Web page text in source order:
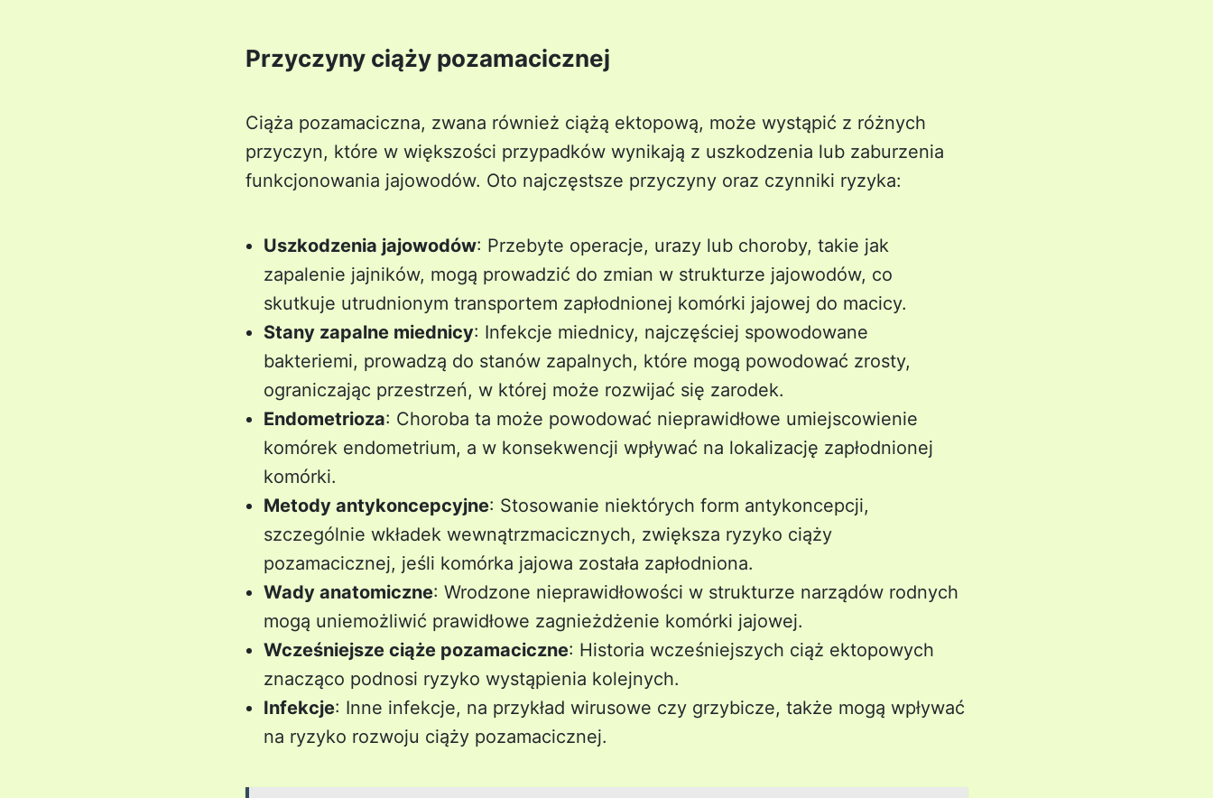
Przyczyny ciąży pozamacicznej
Ciąża pozamaciczna, zwana również ciążą ektopową, może wystąpić z różnych
przyczyn, które w większości przypadków wynikają z uszkodzenia lub zaburzenia
funkcjonowania jajowodów. Oto najczęstsze przyczyny oraz czynniki ryzyka:
Uszkodzenia jajowodów: Przebyte operacje, urazy lub choroby, takie jak
zapalenie jajników, mogą prowadzić do zmian w strukturze jajowodów, co
skutkuje utrudnionym transportem zapłodnionej komórki jajowej do macicy.
Stany zapalne miednicy: Infekcje miednicy, najczęściej spowodowane
bakteriemi, prowadzą do stanów zapalnych, które mogą powodować zrosty,
ograniczając przestrzeń, w której może rozwijać się zarodek.
Endometrioza: Choroba ta może powodować nieprawidłowe umiejscowienie
komórek endometrium, a w konsekwencji wpływać na lokalizację zapłodnionej
komórki.
Metody antykoncepcyjne: Stosowanie niektórych form antykoncepcji,
szczególnie wkładek wewnątrzmacicznych, zwiększa ryzyko ciąży
pozamacicznej, jeśli komórka jajowa została zapłodniona.
Wady anatomiczne: Wrodzone nieprawidłowości w strukturze narządów rodnych
mogą uniemożliwić prawidłowe zagnieżdżenie komórki jajowej.
Wcześniejsze ciąże pozamaciczne: Historia wcześniejszych ciąż ektopowych
znacząco podnosi ryzyko wystąpienia kolejnych.
Infekcje: Inne infekcje, na przykład wirusowe czy grzybicze, także mogą wpływać
na ryzyko rozwoju ciąży pozamacicznej.